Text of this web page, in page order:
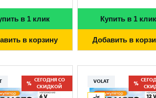
в 1 клик
в корзину
Купить в 1 клик
Добавить в
СЕГОДНЯ СО
СКИДКОЙ
VOLAT